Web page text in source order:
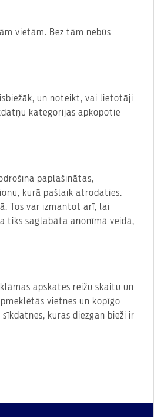
vietām. Bez tām nebūs
un noteikt, vai lietotāji
kategorijas apkopotie
paplašinātas,
kurā pašlaik atrodaties.
Tos var izmantot arī, lai
tiks saglabāta anonīmā veidā,
apskates reižu skaitu un
vietnes un kopīgo
kuras diezgan bieži ir